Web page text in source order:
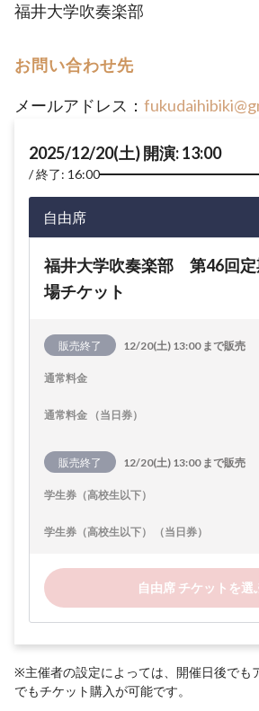
福井大学吹奏楽部
お問い合わせ先
メールアドレス：
2025/12/20(土) 開演: 13:00
終了: 16:00
自由席
福井大学吹奏楽部 第46回
場チケット
販売終了 12/20(土) 13:00 まで販売
通常料金
通常料金 （当日券）
販売終了 12/20(土) 13:00 まで販売
学生券（高校生以下）
学生券（高校生以下） （当日券）
自由席 チケットを選
※主催者の設定によっては、開催日後でも
でもチケット購入が可能です。